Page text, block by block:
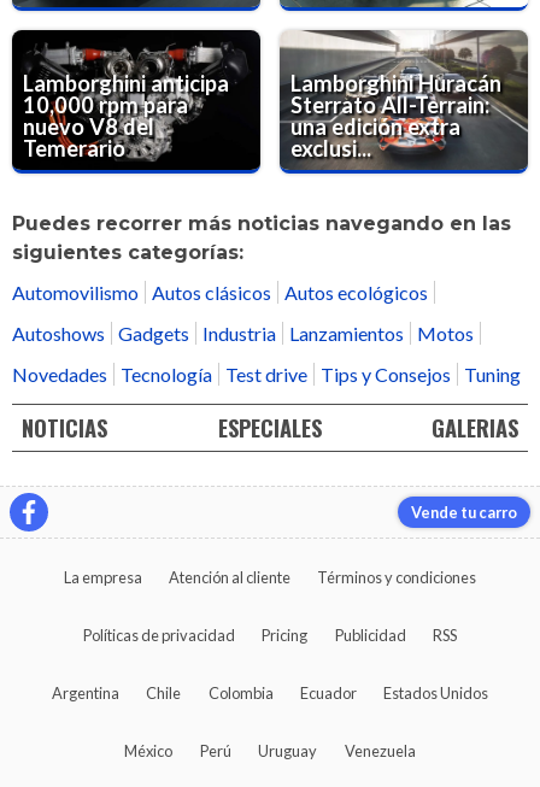
Lamborghini anticipa
10,000 rpm para
nuevo V8 del
Temerario
Lamborghini Huracán
Sterrato All-Terrain:
una edición extra
exclusi...
Puedes recorrer más noticias navegando en las
siguientes categorías:
Automovilismo Autos clásicos
Autos ecológicos
Autoshows
Gadgets Industria Lanzamientos
Motos
Novedades
Tecnología Test drive Tips y Consejos Tuning
NOTICIAS ESPECIALES GALERIAS
Vende tu carro
La empresa Atención al cliente Términos y condiciones
Políticas de privacidad Pricing Publicidad RSS
Argentina Chile Colombia Ecuador Estados Unidos
México Perú Uruguay Venezuela